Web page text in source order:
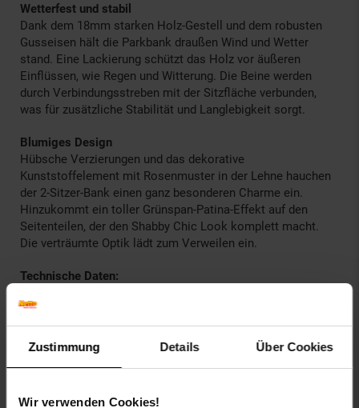
Zustimmung Details Über Cookies
Wir verwenden Cookies!
Wetterfest und stabil
Dank dem 18mm starken Holz-Gestell und dem robusten
Gusseisen hält die Parkbank draußen Wind und Wetter
stand. Eine Lackierung schützt das Holz vor äußeren
Einflüssen, wie Regen und Witterung. Die Beine werden
durch Verbindungsstreben mit der Sitzfläche verbunden,
was für zusätzliche Stabilität und Langlebigkeit sorgt.
Blumiges Design
Hübsche Verzierungen und das dekorative
Kunststoffelement mit Rosenmuster in der Lehne hauchen
der 2-Sitzer-Bank einen ganz besonderen Charme ein.
Hinzukommt ein toller Grünspan-Patina-Effekt auf den
Seitenteilen, der den Shabby Chic Look komplett macht.
Die verträumte Optik lädt zum Verweilen ein.
Technische Daten:
Farbe Gusseisen: schwarz-grün
Anzahl Sitzplätze: 2